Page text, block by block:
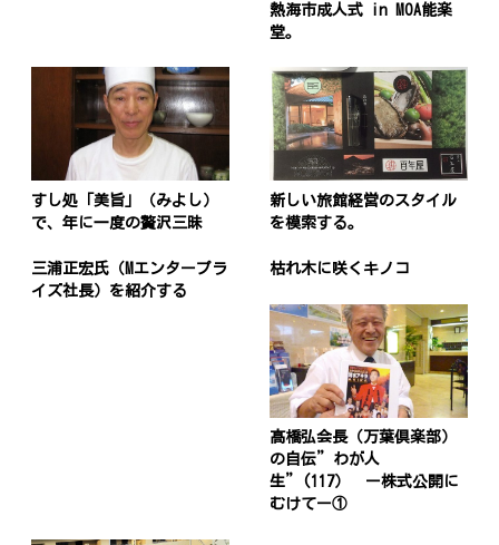
熱海市成人式 in MOA能楽
堂。
すし処「美旨」（みよし）
で、年に一度の贅沢三昧
新しい旅館経営のスタイル
を模索する。
三浦正宏氏（Mエンタープラ
イズ社長）を紹介する
枯れ木に咲くキノコ
髙橋弘会長（万葉倶楽部）
の自伝”わが人
生”(117） ー株式公開に
むけてー①